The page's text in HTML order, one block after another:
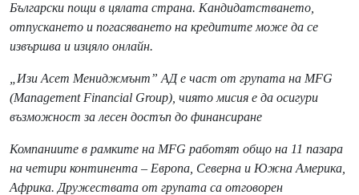
Български пощи в цялата страна. Кандидатстването,
отпускането и погасяването на кредитите може да се
извършва и изцяло онлайн.
„Изи Асет Мениджмънт” АД е част от групата на MFG
(Management Financial Group), чиято мисия е да осигури
възможност за лесен достъп до финансиране
Компаниите в рамките на MFG работят общо на 11 пазара
на четири континента – Европа, Северна и Южна Америка,
Африка. Дружествата от групата са отговорен